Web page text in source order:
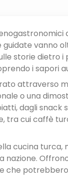
vanno
storie dietro
i sapori
attraverso
o una
dagli snack
tra cui caffè
cucina turca,
nazione.
che